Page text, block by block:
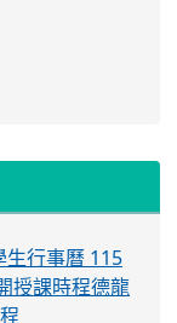
生行事曆 115
授課時程德龍